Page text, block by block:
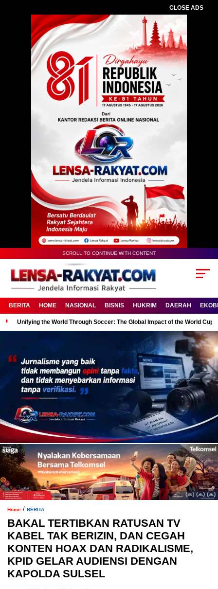
CLOSE ADS
SCROLL TO CONTINUE WITH CONTENT
BERITA HOME NASIONAL BISNIS HUKRIM DAERAH
Unifying the World Through Soccer: The Global Impact of the World Cup
Home / BERITA
BAKAL TERTIBKAN RATUSAN TV
KABEL TAK BERIZIN, DAN CEGAH
KONTEN HOAX DAN RADIKALISME,
KPID GELAR AUDIENSI DENGAN
KAPOLDA SULSEL